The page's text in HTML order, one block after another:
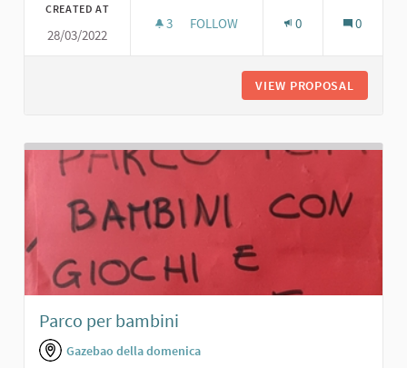
CREATED AT
28/03/2022
3 3 FOLLOWERS
FOLLOW 0 0
VIEW PROPOSAL
Parco per bambini
Gazebao della domenica